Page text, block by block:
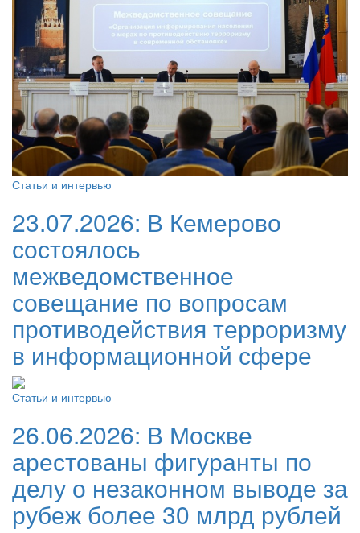
Статьи и интервью
23.07.2026: В Кемерово
состоялось
межведомственное
совещание по вопросам
противодействия терроризму
в информационной сфере
Статьи и интервью
26.06.2026: В Москве
арестованы фигуранты по
делу о незаконном выводе за
рубеж более 30 млрд рублей